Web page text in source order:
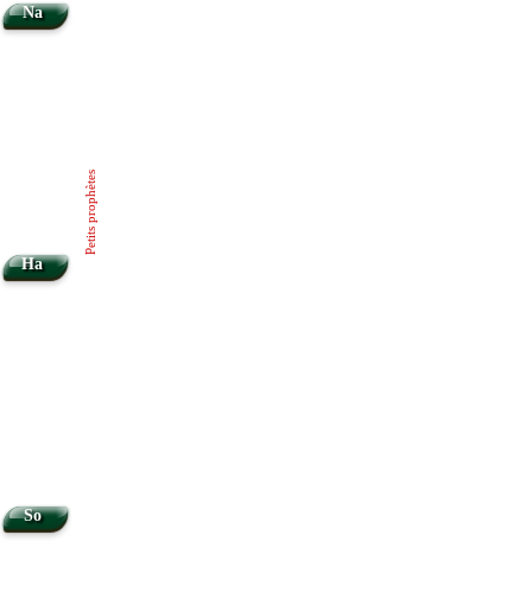
Na
Ha
So
Petits prophètes